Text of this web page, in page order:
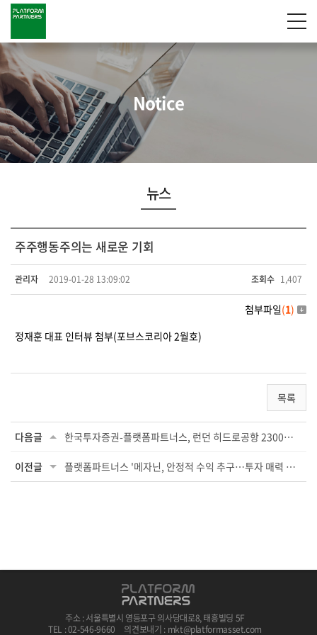
Notice
뉴스
주주행동주의는 새로운 기회
관리자 2019-01-28 13:09:02 조회수 1,407
첨부파일(1)
정재훈 대표 인터뷰 첨부(포브스코리아 2월호)
목록
다음글 한국투자증권-플랫폼파트너스, 런던 히드로공항 2300억 대출채권 투자
이전글 플랫폼파트너스 '메자닌, 안정적 수익 추구…투자 매력 높아져'
주소 : 서울특별시 영등포구 의사당대로8, 태흥빌딩 5F
TEL : 02-546-9660
의견보내기 : mkt@platformasset.com